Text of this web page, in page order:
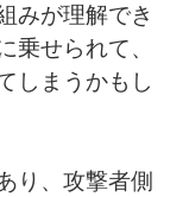
みが理解でき
乗せられて、
しまうかもし
り、攻撃者側